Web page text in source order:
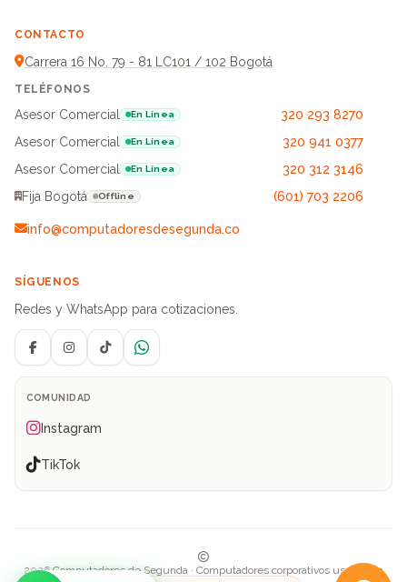
CONTACTO
Carrera 16 No. 79 - 81 LC101 / 102 Bogotá
TELÉFONOS
Asesor Comercial En Línea
320 293 8270
Asesor Comercial
En Línea
320 941 0377
Asesor Comercial
En Línea
320 312 3146
Fija Bogotá
Offline (601) 703 2206
info@computadoresdesegunda.co
SÍGUENOS
Redes y WhatsApp para cotizaciones.
FacebookInstagramTikTokWhatsApp
COMUNIDAD
Instagram
TikTok
2026 Computadores de Segunda · Computadores corporativos usados en